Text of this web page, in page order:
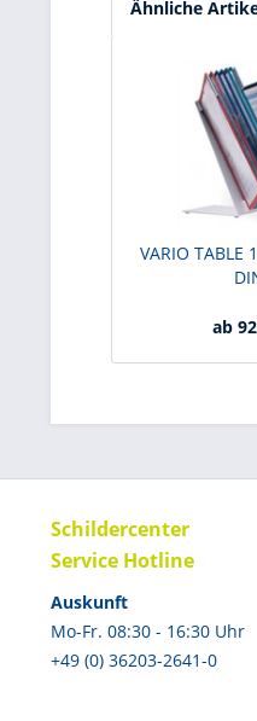
Ähnliche
VARIO TABLE
ab
Schildercenter
Service Hotline
Auskunft
Mo-Fr. 08:30 - 16:30 Uhr
+49 (0) 36203-2641-0